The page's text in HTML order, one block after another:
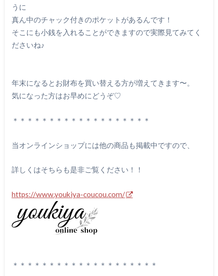
うに
真ん中のチャック付きのポケットがあるんです！
そこにも小銭を入れることができますので実際見てみてく
ださいね♪
年末になるとお財布を買い替える方が増えてきます〜。
気になった方はお早めにどうぞ♡
＊＊＊＊＊＊＊＊＊＊＊＊＊＊＊＊＊＊＊
当オンラインショップには他の商品も掲載中ですので、
詳しくはそちらも是非ご覧ください！！
https://www.youkiya-coucou.com/
＊＊＊＊＊＊＊＊＊＊＊＊＊＊＊＊＊＊＊＊